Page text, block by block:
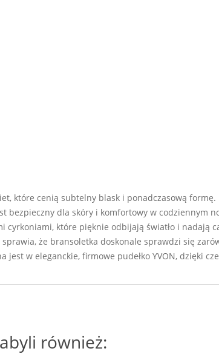
które cenią subtelny blask i ponadczasową formę.
bezpieczny dla skóry i komfortowy w codziennym
które pięknie odbijają światło i nadają
że bransoletka doskonale sprawdzi się
w eleganckie, firmowe pudełko YVON, dzięki
również: